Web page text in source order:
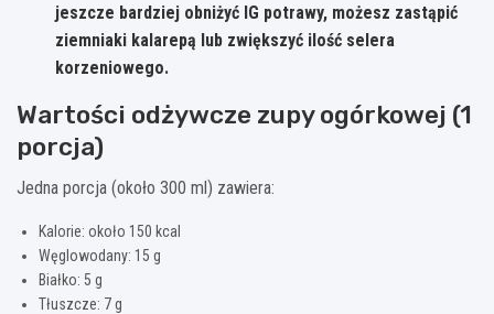
jeszcze bardziej obniżyć IG potrawy, możesz zastąpić
ziemniaki kalarepą lub zwiększyć ilość selera
korzeniowego.
Wartości odżywcze zupy ogórkowej (1
porcja)
Jedna porcja (około 300 ml) zawiera:
Kalorie: około 150 kcal
Węglowodany: 15 g
Białko: 5 g
Tłuszcze: 7 g